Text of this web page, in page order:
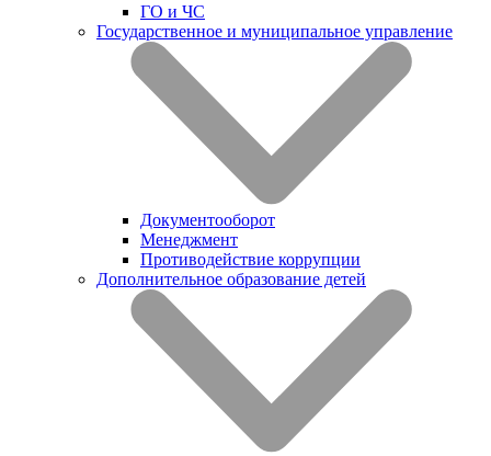
ГО и ЧС
Государственное и муниципальное управление
Документооборот
Менеджмент
Противодействие коррупции
Дополнительное образование детей